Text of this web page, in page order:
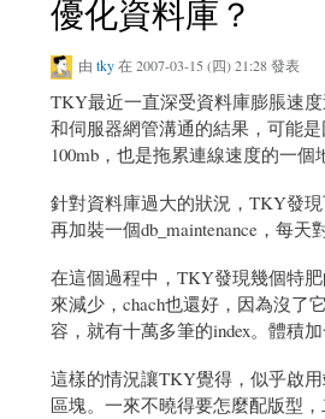
優化資料庫？
由 tky在 2007-03-15 (四) 21:28 發表
TKY最近一直深受資料庫膨脹速
和伺服器網管溝通的結果，可能
100mb，也是拖累連線速度的一
針對資料庫過大的狀況，TKY發
再加裝一個db_maintenance，每
在這個過程中，TKY發現幾個特肥
來減少，chach也還好，因為沒
容，就有十萬多筆的index。體積
這樣的情況讓TKY覺得，似乎啟用
區塊。一來不曉得要怎麼配版型